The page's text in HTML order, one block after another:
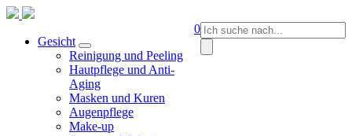
Springen
zum
Gesicht
Reinigung und Peeling
Hautpflege und Anti-
Aging
Masken und Kuren
Augenpflege
Make-up
0Suche
nach: